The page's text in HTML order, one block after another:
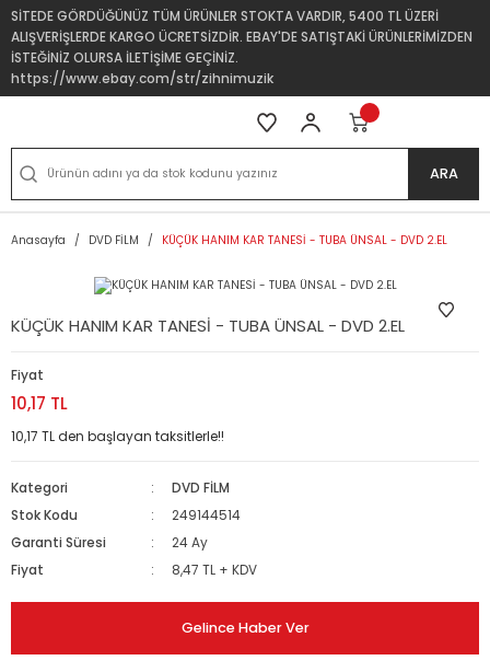
SİTEDE GÖRDÜĞÜNÜZ TÜM ÜRÜNLER STOKTA VARDIR, 5400 TL ÜZERİ
ALIŞVERİŞLERDE KARGO ÜCRETSİZDİR. EBAY'DE SATIŞTAKİ ÜRÜNLERİMİZDEN
İSTEĞİNİZ OLURSA İLETİŞİME GEÇİNİZ.
https://www.ebay.com/str/zihnimuzik
ARA
Anasayfa DVD FİLM KÜÇÜK HANIM KAR TANESİ - TUBA ÜNSAL - DVD 2.EL
KÜÇÜK HANIM KAR TANESİ - TUBA ÜNSAL - DVD 2.EL
Fiyat
10,17 TL
10,17 TL den başlayan taksitlerle!!
Kategori
DVD FİLM
Stok Kodu
249144514
Garanti Süresi
24 Ay
Fiyat
8,47 TL + KDV
Gelince Haber Ver